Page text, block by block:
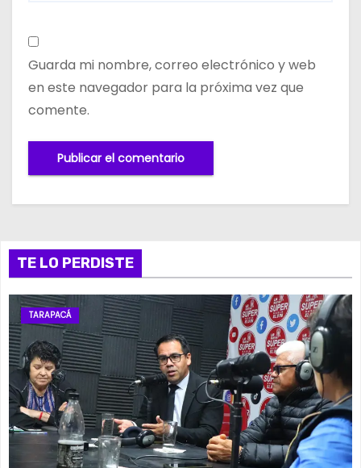
Guarda mi nombre, correo electrónico y web
en este navegador para la próxima vez que
comente.
TE LO PERDISTE
TARAPACÁ